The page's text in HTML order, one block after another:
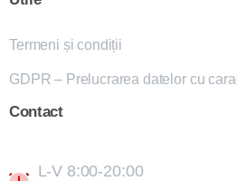
Termeni și condiții
GDPR – Prelucrarea datelor cu
Contact
L-V 8:00-20:00